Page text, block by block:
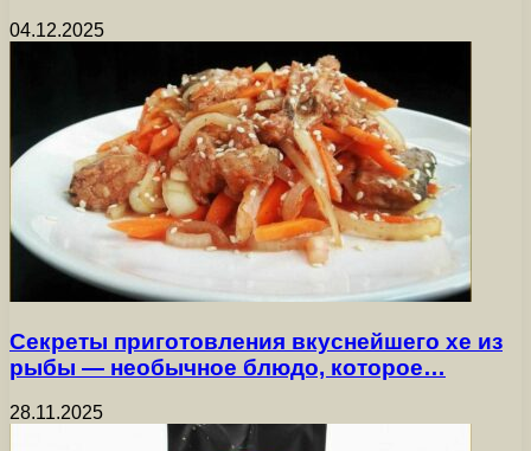
04.12.2025
Секреты приготовления вкуснейшего хе из
рыбы — необычное блюдо, которое…
28.11.2025